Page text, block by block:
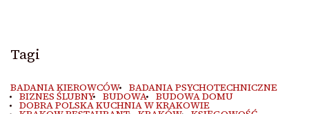
Tagi
BADANIA KIEROWCÓW BADANIA PSYCHOTECHNICZNE
BIZNES ŚLUBNY BUDOWA BUDOWA DOMU
DOBRA POLSKA KUCHNIA W KRAKOWIE